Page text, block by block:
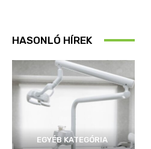
HASONLÓ HÍREK
EGYÉB KATEGÓRIA